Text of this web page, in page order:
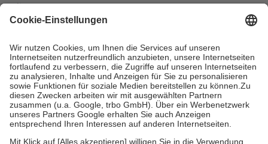
mit.
Grundsätzlich leisten Mitglieder Zuzahlungen in Höhe von zehn
höchstens zehn Euro.
Es sind jedoch nie mehr als die tatsächlichen
Kosten der Leistung zu entrichten.
Diese Regeln gelten grundsätzlich auch für Online-Apotheken.
Bei Heilmitteln und häuslicher Krankenpflege beträgt die
Zuzahlung zehn Prozent der Kosten sowie zehn Euro je
Verordnung.
Um das Engagement der Versicherten für ihre eigene Gesundheit zu
stärken und die besondere Stellung der Familie zu unterstützen,